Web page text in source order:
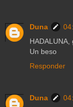
Duna
HADALUNA,
Un beso
Responder
Duna